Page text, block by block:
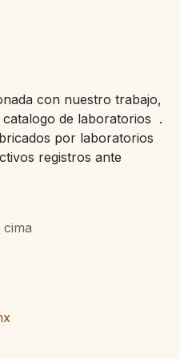
con nuestro trabajo,
de laboratorios .
por laboratorios
registros ante